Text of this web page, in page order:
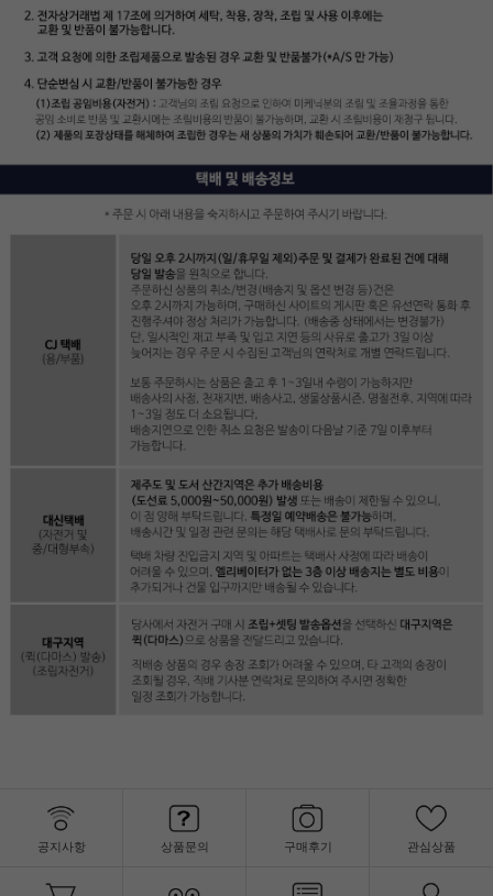
공지사항 상품문의 구매후기 관심상품